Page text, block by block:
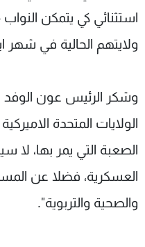
استثنائي كي يتمكن
ولايتهم الحالية في شهر
وشكر الرئيس عون الوفد
الولايات المتحدة
الصعبة التي يمر بها، لا
العسكرية، فضلا عن
والصحية والتربوية".